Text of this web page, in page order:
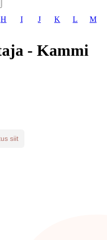
H I J K L M
- Kammi
siit